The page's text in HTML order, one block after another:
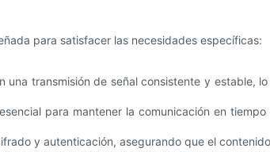
para satisfacer las necesidades específicas:
una transmisión de señal consistente y estable,
para mantener la comunicación en
y autenticación, asegurando que el